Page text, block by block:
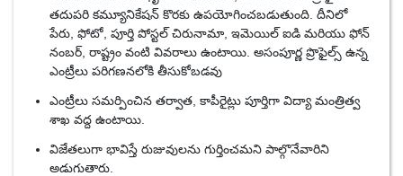
తదుపరి కమ్యూనికేషన్ కొరకు ఉపయోగించబడుతుంది. దీనిలో
పేరు, ఫోటో, పూర్తి పోస్టల్ చిరునామా, ఇమెయిల్ ఐడి మరియు ఫోన్
నంబర్, రాష్ట్రం వంటి వివరాలు ఉంటాయి. అసంపూర్ణ ప్రొఫైల్స్ ఉన్న
ఎంట్రీలు పరిగణనలోకి తీసుకోబడవు
ఎంట్రీలు సమర్పించిన తర్వాత, కాపీరైట్లు పూర్తిగా విద్యా మంత్రిత్వ
శాఖ వద్ద ఉంటాయి.
విజేతలుగా భావిస్తే రుజువులను గుర్తించమని పాల్గొనేవారిని
అడుగుతారు.